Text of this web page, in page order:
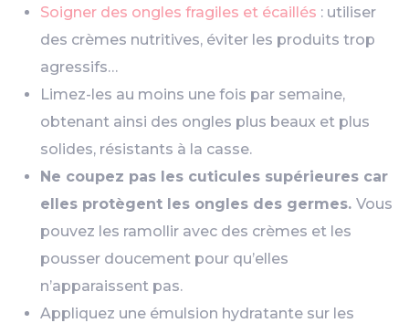
Soigner des ongles fragiles et écaillés : utiliser
des crèmes nutritives, éviter les produits trop
agressifs…
Limez-les au moins une fois par semaine,
obtenant ainsi des ongles plus beaux et plus
solides, résistants à la casse.
Ne coupez pas les cuticules supérieures car
elles protègent les ongles des germes. Vous
pouvez les ramollir avec des crèmes et les
pousser doucement pour qu’elles
n’apparaissent pas.
Appliquez une émulsion hydratante sur les